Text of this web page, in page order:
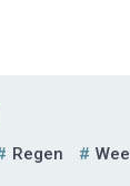
Regen